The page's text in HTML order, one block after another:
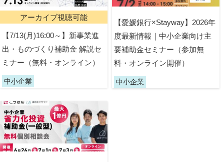
アーカイブ視聴可能
【7/13(月)16:00～】新事業進
出・ものづくり補助金 解説セ
ミナー（無料・オンライン）
中小企業
【愛媛銀行×Stayway】2026年
度最新情報｜中小企業向け主
要補助金セミナー（参加無
料・オンライン開催）
中小企業